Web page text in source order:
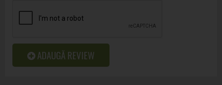
ADAUGĂ REVIEW